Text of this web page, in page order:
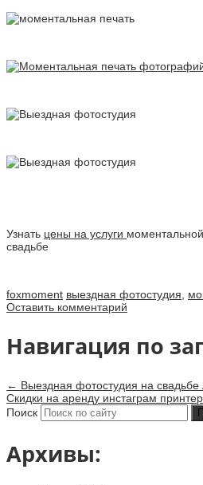
Узнать цены на услуги
свадьбе
foxmoment выездная фотостудия
Оставить комментарий
Навигация по
← Выездная фотостудия на
Скидки на аренду инстаграм
Поиск
Архивы: